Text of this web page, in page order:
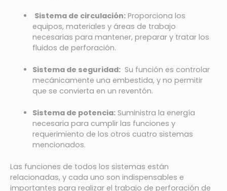
Sistema de circulación:Proporciona los
equipos, materiales y áreas de trabajo
necesarias para mantener, preparar y tratar los
fluidos de perforación.
Sistema de seguridad:Su función es controlar
mecánicamente una embestida, y no permitir
que se convierta en un reventón.
Sistema de potencia:Suministra la energía
necesaria para cumplir las funciones y
requerimiento de los otros cuatro sistemas
mencionados.
Las funciones de todos los sistemas están
relacionadas, y cada uno son indispensables e
importantes para realizar el trabajo de perforación de